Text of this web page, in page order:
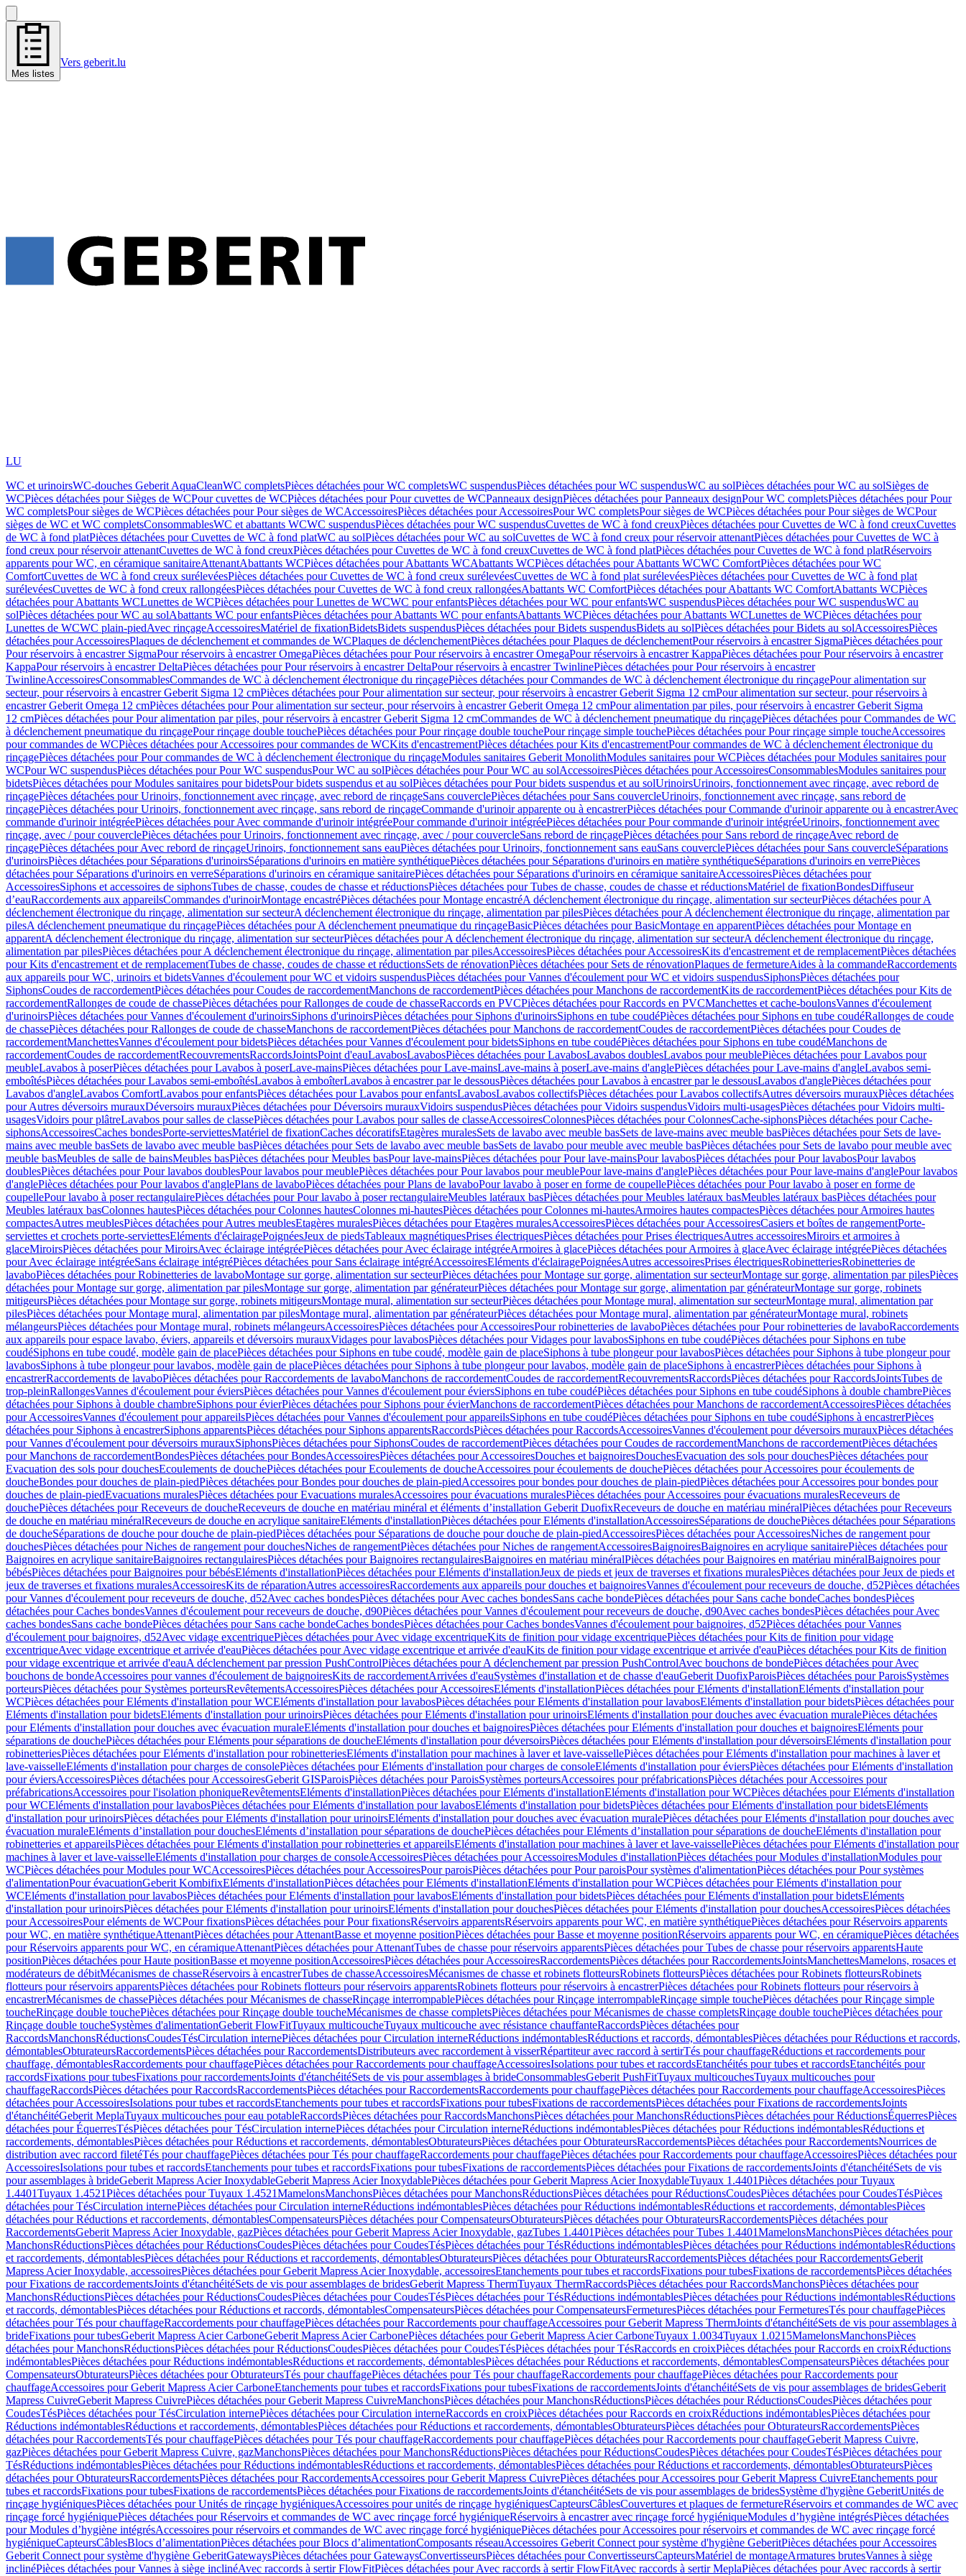
Mes listes
Vers geberit.lu
LU
WC et urinoirsWC-douches Geberit AquaCleanWC completsPièces détachées pour WC completsWC suspendusPièces détachées pour WC suspendusWC au solPièces détachées pour WC au solSièges de
WCPièces détachées pour Sièges de WCPour cuvettes de WCPièces détachées pour Pour cuvettes de WCPanneaux designPièces détachées pour Panneaux designPour WC completsPièces détachées pour Pour
WC completsPour sièges de WCPièces détachées pour Pour sièges de WCAccessoiresPièces détachées pour AccessoiresPour WC completsPour sièges de WCPièces détachées pour Pour sièges de WCPour
sièges de WC et WC completsConsommablesWC et abattants WCWC suspendusPièces détachées pour WC suspendusCuvettes de WC à fond creuxPièces détachées pour Cuvettes de WC à fond creuxCuvettes
de WC à fond platPièces détachées pour Cuvettes de WC à fond platWC au solPièces détachées pour WC au solCuvettes de WC à fond creux pour réservoir attenantPièces détachées pour Cuvettes de WC à
fond creux pour réservoir attenantCuvettes de WC à fond creuxPièces détachées pour Cuvettes de WC à fond creuxCuvettes de WC à fond platPièces détachées pour Cuvettes de WC à fond platRéservoirs
apparents pour WC, en céramique sanitaireAttenantAbattants WCPièces détachées pour Abattants WCAbattants WCPièces détachées pour Abattants WCWC ComfortPièces détachées pour WC
ComfortCuvettes de WC à fond creux surélevéesPièces détachées pour Cuvettes de WC à fond creux surélevéesCuvettes de WC à fond plat surélevéesPièces détachées pour Cuvettes de WC à fond plat
surélevéesCuvettes de WC à fond creux rallongéesPièces détachées pour Cuvettes de WC à fond creux rallongéesAbattants WC ComfortPièces détachées pour Abattants WC ComfortAbattants WCPièces
détachées pour Abattants WCLunettes de WCPièces détachées pour Lunettes de WCWC pour enfantsPièces détachées pour WC pour enfantsWC suspendusPièces détachées pour WC suspendusWC au
solPièces détachées pour WC au solAbattants WC pour enfantsPièces détachées pour Abattants WC pour enfantsAbattants WCPièces détachées pour Abattants WCLunettes de WCPièces détachées pour
Lunettes de WCWC plain-piedAvec rinçageAccessoiresMatériel de fixationBidetsBidets suspendusPièces détachées pour Bidets suspendusBidets au solPièces détachées pour Bidets au solAccessoiresPièces
détachées pour AccessoiresPlaques de déclenchement et commandes de WCPlaques de déclenchementPièces détachées pour Plaques de déclenchementPour réservoirs à encastrer SigmaPièces détachées pour
Pour réservoirs à encastrer SigmaPour réservoirs à encastrer OmegaPièces détachées pour Pour réservoirs à encastrer OmegaPour réservoirs à encastrer KappaPièces détachées pour Pour réservoirs à encastrer
KappaPour réservoirs à encastrer DeltaPièces détachées pour Pour réservoirs à encastrer DeltaPour réservoirs à encastrer TwinlinePièces détachées pour Pour réservoirs à encastrer
TwinlineAccessoiresConsommablesCommandes de WC à déclenchement électronique du rinçagePièces détachées pour Commandes de WC à déclenchement électronique du rinçagePour alimentation sur
secteur, pour réservoirs à encastrer Geberit Sigma 12 cmPièces détachées pour Pour alimentation sur secteur, pour réservoirs à encastrer Geberit Sigma 12 cmPour alimentation sur secteur, pour réservoirs à
encastrer Geberit Omega 12 cmPièces détachées pour Pour alimentation sur secteur, pour réservoirs à encastrer Geberit Omega 12 cmPour alimentation par piles, pour réservoirs à encastrer Geberit Sigma
12 cmPièces détachées pour Pour alimentation par piles, pour réservoirs à encastrer Geberit Sigma 12 cmCommandes de WC à déclenchement pneumatique du rinçagePièces détachées pour Commandes de WC
à déclenchement pneumatique du rinçagePour rinçage double touchePièces détachées pour Pour rinçage double touchePour rinçage simple touchePièces détachées pour Pour rinçage simple toucheAccessoires
pour commandes de WCPièces détachées pour Accessoires pour commandes de WCKits d'encastrementPièces détachées pour Kits d'encastrementPour commandes de WC à déclenchement électronique du
rinçagePièces détachées pour Pour commandes de WC à déclenchement électronique du rinçageModules sanitaires Geberit MonolithModules sanitaires pour WCPièces détachées pour Modules sanitaires pour
WCPour WC suspendusPièces détachées pour Pour WC suspendusPour WC au solPièces détachées pour Pour WC au solAccessoiresPièces détachées pour AccessoiresConsommablesModules sanitaires pour
bidetsPièces détachées pour Modules sanitaires pour bidetsPour bidets suspendus et au solPièces détachées pour Pour bidets suspendus et au solUrinoirsUrinoirs, fonctionnement avec rinçage, avec rebord de
rinçagePièces détachées pour Urinoirs, fonctionnement avec rinçage, avec rebord de rinçageSans couverclePièces détachées pour Sans couvercleUrinoirs, fonctionnement avec rinçage, sans rebord de
rinçagePièces détachées pour Urinoirs, fonctionnement avec rinçage, sans rebord de rinçageCommande d'urinoir apparente ou à encastrerPièces détachées pour Commande d'urinoir apparente ou à encastrerAvec
commande d'urinoir intégréePièces détachées pour Avec commande d'urinoir intégréePour commande d'urinoir intégréePièces détachées pour Pour commande d'urinoir intégréeUrinoirs, fonctionnement avec
rinçage, avec / pour couverclePièces détachées pour Urinoirs, fonctionnement avec rinçage, avec / pour couvercleSans rebord de rinçagePièces détachées pour Sans rebord de rinçageAvec rebord de
rinçagePièces détachées pour Avec rebord de rinçageUrinoirs, fonctionnement sans eauPièces détachées pour Urinoirs, fonctionnement sans eauSans couverclePièces détachées pour Sans couvercleSéparations
d'urinoirsPièces détachées pour Séparations d'urinoirsSéparations d'urinoirs en matière synthétiquePièces détachées pour Séparations d'urinoirs en matière synthétiqueSéparations d'urinoirs en verrePièces
détachées pour Séparations d'urinoirs en verreSéparations d'urinoirs en céramique sanitairePièces détachées pour Séparations d'urinoirs en céramique sanitaireAccessoiresPièces détachées pour
AccessoiresSiphons et accessoires de siphonsTubes de chasse, coudes de chasse et réductionsPièces détachées pour Tubes de chasse, coudes de chasse et réductionsMatériel de fixationBondesDiffuseur
d’eauRaccordements aux appareilsCommandes d'urinoirMontage encastréPièces détachées pour Montage encastréA déclenchement électronique du rinçage, alimentation sur secteurPièces détachées pour A
déclenchement électronique du rinçage, alimentation sur secteurA déclenchement électronique du rinçage, alimentation par pilesPièces détachées pour A déclenchement électronique du rinçage, alimentation par
pilesA déclenchement pneumatique du rinçagePièces détachées pour A déclenchement pneumatique du rinçageBasicPièces détachées pour BasicMontage en apparentPièces détachées pour Montage en
apparentA déclenchement électronique du rinçage, alimentation sur secteurPièces détachées pour A déclenchement électronique du rinçage, alimentation sur secteurA déclenchement électronique du rinçage,
alimentation par pilesPièces détachées pour A déclenchement électronique du rinçage, alimentation par pilesAccessoiresPièces détachées pour AccessoiresKits d'encastrement et de remplacementPièces détachées
pour Kits d'encastrement et de remplacementTubes de chasse, coudes de chasse et réductionsSets de rénovationPièces détachées pour Sets de rénovationPlaques de fermetureAides à la commandeRaccordements
aux appareils pour WC, urinoirs et bidetsVannes d'écoulement pour WC et vidoirs suspendusPièces détachées pour Vannes d'écoulement pour WC et vidoirs suspendusSiphonsPièces détachées pour
SiphonsCoudes de raccordementPièces détachées pour Coudes de raccordementManchons de raccordementPièces détachées pour Manchons de raccordementKits de raccordementPièces détachées pour Kits de
raccordementRallonges de coude de chassePièces détachées pour Rallonges de coude de chasseRaccords en PVCPièces détachées pour Raccords en PVCManchettes et cache-boulonsVannes d'écoulement
d'urinoirsPièces détachées pour Vannes d'écoulement d'urinoirsSiphons d'urinoirsPièces détachées pour Siphons d'urinoirsSiphons en tube coudéPièces détachées pour Siphons en tube coudéRallonges de coude
de chassePièces détachées pour Rallonges de coude de chasseManchons de raccordementPièces détachées pour Manchons de raccordementCoudes de raccordementPièces détachées pour Coudes de
raccordementManchettesVannes d'écoulement pour bidetsPièces détachées pour Vannes d'écoulement pour bidetsSiphons en tube coudéPièces détachées pour Siphons en tube coudéManchons de
raccordementCoudes de raccordementRecouvrementsRaccordsJointsPoint d'eauLavabosLavabosPièces détachées pour LavabosLavabos doublesLavabos pour meublePièces détachées pour Lavabos pour
meubleLavabos à poserPièces détachées pour Lavabos à poserLave-mainsPièces détachées pour Lave-mainsLave-mains à poserLave-mains d'anglePièces détachées pour Lave-mains d'angleLavabos semi-
emboîtésPièces détachées pour Lavabos semi-emboîtésLavabos à emboîterLavabos à encastrer par le dessousPièces détachées pour Lavabos à encastrer par le dessousLavabos d'anglePièces détachées pour
Lavabos d'angleLavabos ComfortLavabos pour enfantsPièces détachées pour Lavabos pour enfantsLavabosLavabos collectifsPièces détachées pour Lavabos collectifsAutres déversoirs murauxPièces détachées
pour Autres déversoirs murauxDéversoirs murauxPièces détachées pour Déversoirs murauxVidoirs suspendusPièces détachées pour Vidoirs suspendusVidoirs multi-usagesPièces détachées pour Vidoirs multi-
usagesVidoirs pour plâtreLavabos pour salles de classePièces détachées pour Lavabos pour salles de classeAccessoiresColonnesPièces détachées pour ColonnesCache-siphonsPièces détachées pour Cache-
siphonsAccessoiresCaches bondesPorte-serviettesMatériel de fixationCaches décoratifsEtagères muralesSets de lavabo avec meuble basSets de lave-mains avec meuble basPièces détachées pour Sets de lave-
mains avec meuble basSets de lavabo avec meuble basPièces détachées pour Sets de lavabo avec meuble basSets de lavabo pour meuble avec meuble basPièces détachées pour Sets de lavabo pour meuble avec
meuble basMeubles de salle de bainsMeubles basPièces détachées pour Meubles basPour lave-mainsPièces détachées pour Pour lave-mainsPour lavabosPièces détachées pour Pour lavabosPour lavabos
doublesPièces détachées pour Pour lavabos doublesPour lavabos pour meublePièces détachées pour Pour lavabos pour meublePour lave-mains d'anglePièces détachées pour Pour lave-mains d'anglePour lavabos
d'anglePièces détachées pour Pour lavabos d'anglePlans de lavaboPièces détachées pour Plans de lavaboPour lavabo à poser en forme de coupellePièces détachées pour Pour lavabo à poser en forme de
coupellePour lavabo à poser rectangulairePièces détachées pour Pour lavabo à poser rectangulaireMeubles latéraux basPièces détachées pour Meubles latéraux basMeubles latéraux basPièces détachées pour
Meubles latéraux basColonnes hautesPièces détachées pour Colonnes hautesColonnes mi-hautesPièces détachées pour Colonnes mi-hautesArmoires hautes compactesPièces détachées pour Armoires hautes
compactesAutres meublesPièces détachées pour Autres meublesEtagères muralesPièces détachées pour Etagères muralesAccessoiresPièces détachées pour AccessoiresCasiers et boîtes de rangementPorte-
serviettes et crochets porte-serviettesEléments d'éclairagePoignéesJeux de piedsTableaux magnétiquesPrises électriquesPièces détachées pour Prises électriquesAutres accessoiresMiroirs et armoires à
glaceMiroirsPièces détachées pour MiroirsAvec éclairage intégréePièces détachées pour Avec éclairage intégréeArmoires à glacePièces détachées pour Armoires à glaceAvec éclairage intégréePièces détachées
pour Avec éclairage intégréeSans éclairage intégréPièces détachées pour Sans éclairage intégréAccessoiresEléments d'éclairagePoignéesAutres accessoiresPrises électriquesRobinetteriesRobinetteries de
lavaboPièces détachées pour Robinetteries de lavaboMontage sur gorge, alimentation sur secteurPièces détachées pour Montage sur gorge, alimentation sur secteurMontage sur gorge, alimentation par pilesPièces
détachées pour Montage sur gorge, alimentation par pilesMontage sur gorge, alimentation par générateurPièces détachées pour Montage sur gorge, alimentation par générateurMontage sur gorge, robinets
mitigeursPièces détachées pour Montage sur gorge, robinets mitigeursMontage mural, alimentation sur secteurPièces détachées pour Montage mural, alimentation sur secteurMontage mural, alimentation par
pilesPièces détachées pour Montage mural, alimentation par pilesMontage mural, alimentation par générateurPièces détachées pour Montage mural, alimentation par générateurMontage mural, robinets
mélangeursPièces détachées pour Montage mural, robinets mélangeursAccessoiresPièces détachées pour AccessoiresPour robinetteries de lavaboPièces détachées pour Pour robinetteries de lavaboRaccordements
aux appareils pour espace lavabo, éviers, appareils et déversoirs murauxVidages pour lavabosPièces détachées pour Vidages pour lavabosSiphons en tube coudéPièces détachées pour Siphons en tube
coudéSiphons en tube coudé, modèle gain de placePièces détachées pour Siphons en tube coudé, modèle gain de placeSiphons à tube plongeur pour lavabosPièces détachées pour Siphons à tube plongeur pour
lavabosSiphons à tube plongeur pour lavabos, modèle gain de placePièces détachées pour Siphons à tube plongeur pour lavabos, modèle gain de placeSiphons à encastrerPièces détachées pour Siphons à
encastrerRaccordements de lavaboPièces détachées pour Raccordements de lavaboManchons de raccordementCoudes de raccordementRecouvrementsRaccordsPièces détachées pour RaccordsJointsTubes de
trop-pleinRallongesVannes d'écoulement pour éviersPièces détachées pour Vannes d'écoulement pour éviersSiphons en tube coudéPièces détachées pour Siphons en tube coudéSiphons à double chambrePièces
détachées pour Siphons à double chambreSiphons pour évierPièces détachées pour Siphons pour évierManchons de raccordementPièces détachées pour Manchons de raccordementAccessoiresPièces détachées
pour AccessoiresVannes d'écoulement pour appareilsPièces détachées pour Vannes d'écoulement pour appareilsSiphons en tube coudéPièces détachées pour Siphons en tube coudéSiphons à encastrerPièces
détachées pour Siphons à encastrerSiphons apparentsPièces détachées pour Siphons apparentsRaccordsPièces détachées pour RaccordsAccessoiresVannes d'écoulement pour déversoirs murauxPièces détachées
pour Vannes d'écoulement pour déversoirs murauxSiphonsPièces détachées pour SiphonsCoudes de raccordementPièces détachées pour Coudes de raccordementManchons de raccordementPièces détachées
pour Manchons de raccordementBondesPièces détachées pour BondesAccessoiresPièces détachées pour AccessoiresDouches et baignoiresDouchesEvacuation des sols pour douchesPièces détachées pour
Evacuation des sols pour douchesEcoulements de douchePièces détachées pour Ecoulements de doucheAccessoires pour écoulements de douchePièces détachées pour Accessoires pour écoulements de
doucheBondes pour douches de plain-piedPièces détachées pour Bondes pour douches de plain-piedAccessoires pour bondes pour douches de plain-piedPièces détachées pour Accessoires pour bondes pour
douches de plain-piedEvacuations muralesPièces détachées pour Evacuations muralesAccessoires pour évacuations muralesPièces détachées pour Accessoires pour évacuations muralesReceveurs de
douchePièces détachées pour Receveurs de doucheReceveurs de douche en matériau minéral et éléments d’installation Geberit DuofixReceveurs de douche en matériau minéralPièces détachées pour Receveurs
de douche en matériau minéralReceveurs de douche en acrylique sanitaireEléments d'installationPièces détachées pour Eléments d'installationAccessoiresSéparations de douchePièces détachées pour Séparations
de doucheSéparations de douche pour douche de plain-piedPièces détachées pour Séparations de douche pour douche de plain-piedAccessoiresPièces détachées pour AccessoiresNiches de rangement pour
douchesPièces détachées pour Niches de rangement pour douchesNiches de rangementPièces détachées pour Niches de rangementAccessoiresBaignoiresBaignoires en acrylique sanitairePièces détachées pour
Baignoires en acrylique sanitaireBaignoires rectangulairesPièces détachées pour Baignoires rectangulairesBaignoires en matériau minéralPièces détachées pour Baignoires en matériau minéralBaignoires pour
bébésPièces détachées pour Baignoires pour bébésEléments d'installationPièces détachées pour Eléments d'installationJeux de pieds et jeux de traverses et fixations muralesPièces détachées pour Jeux de pieds et
jeux de traverses et fixations muralesAccessoiresKits de réparationAutres accessoiresRaccordements aux appareils pour douches et baignoiresVannes d'écoulement pour receveurs de douche, d52Pièces détachées
pour Vannes d'écoulement pour receveurs de douche, d52Avec caches bondesPièces détachées pour Avec caches bondesSans cache bondePièces détachées pour Sans cache bondeCaches bondesPièces
détachées pour Caches bondesVannes d'écoulement pour receveurs de douche, d90Pièces détachées pour Vannes d'écoulement pour receveurs de douche, d90Avec caches bondesPièces détachées pour Avec
caches bondesSans cache bondePièces détachées pour Sans cache bondeCaches bondesPièces détachées pour Caches bondesVannes d'écoulement pour baignoires, d52Pièces détachées pour Vannes
d'écoulement pour baignoires, d52Avec vidage excentriquePièces détachées pour Avec vidage excentriqueKits de finition pour vidage excentriquePièces détachées pour Kits de finition pour vidage
excentriqueAvec vidage excentrique et arrivée d'eauPièces détachées pour Avec vidage excentrique et arrivée d'eauKits de finition pour vidage excentrique et arrivée d'eauPièces détachées pour Kits de finition
pour vidage excentrique et arrivée d'eauA déclenchement par pression PushControlPièces détachées pour A déclenchement par pression PushControlAvec bouchons de bondePièces détachées pour Avec
bouchons de bondeAccessoires pour vannes d'écoulement de baignoiresKits de raccordementArrivées d'eauSystèmes d'installation et de chasse d'eauGeberit DuofixParoisPièces détachées pour ParoisSystèmes
porteursPièces détachées pour Systèmes porteursRevêtementsAccessoiresPièces détachées pour AccessoiresEléments d'installationPièces détachées pour Eléments d'installationEléments d'installation pour
WCPièces détachées pour Eléments d'installation pour WCEléments d'installation pour lavabosPièces détachées pour Eléments d'installation pour lavabosEléments d'installation pour bidetsPièces détachées pour
Eléments d'installation pour bidetsEléments d'installation pour urinoirsPièces détachées pour Eléments d'installation pour urinoirsEléments d'installation pour douches avec évacuation muralePièces détachées
pour Eléments d'installation pour douches avec évacuation muraleEléments d'installation pour douches et baignoiresPièces détachées pour Eléments d'installation pour douches et baignoiresEléments pour
séparations de douchePièces détachées pour Eléments pour séparations de doucheEléments d'installation pour déversoirsPièces détachées pour Eléments d'installation pour déversoirsEléments d'installation pour
robinetteriesPièces détachées pour Eléments d'installation pour robinetteriesEléments d'installation pour machines à laver et lave-vaissellePièces détachées pour Eléments d'installation pour machines à laver et
lave-vaisselleEléments d'installation pour charges de consolePièces détachées pour Eléments d'installation pour charges de consoleEléments d'installation pour éviersPièces détachées pour Eléments d'installation
pour éviersAccessoiresPièces détachées pour AccessoiresGeberit GISParoisPièces détachées pour ParoisSystèmes porteursAccessoires pour préfabricationsPièces détachées pour Accessoires pour
préfabricationsAccessoires pour l'isolation phoniqueRevêtementsEléments d'installationPièces détachées pour Eléments d'installationEléments d'installation pour WCPièces détachées pour Eléments d'installation
pour WCEléments d'installation pour lavabosPièces détachées pour Eléments d'installation pour lavabosEléments d'installation pour bidetsPièces détachées pour Eléments d'installation pour bidetsEléments
d'installation pour urinoirsPièces détachées pour Eléments d'installation pour urinoirsEléments d'installation pour douches avec évacuation muralePièces détachées pour Eléments d'installation pour douches avec
évacuation muraleEléments d’installation pour douchesEléments d’installation pour séparations de douchePièces détachées pour Eléments d’installation pour séparations de doucheEléments d'installation pour
robinetteries et appareilsPièces détachées pour Eléments d'installation pour robinetteries et appareilsEléments d'installation pour machines à laver et lave-vaissellePièces détachées pour Eléments d'installation pour
machines à laver et lave-vaisselleEléments d'installation pour charges de consoleAccessoiresPièces détachées pour AccessoiresModules d'installationPièces détachées pour Modules d'installationModules pour
WCPièces détachées pour Modules pour WCAccessoiresPièces détachées pour AccessoiresPour paroisPièces détachées pour Pour paroisPour systèmes d'alimentationPièces détachées pour Pour systèmes
d'alimentationPour évacuationGeberit KombifixEléments d'installationPièces détachées pour Eléments d'installationEléments d'installation pour WCPièces détachées pour Eléments d'installation pour
WCEléments d'installation pour lavabosPièces détachées pour Eléments d'installation pour lavabosEléments d'installation pour bidetsPièces détachées pour Eléments d'installation pour bidetsEléments
d'installation pour urinoirsPièces détachées pour Eléments d'installation pour urinoirsEléments d'installation pour douchesPièces détachées pour Eléments d'installation pour douchesAccessoiresPièces détachées
pour AccessoiresPour eléments de WCPour fixationsPièces détachées pour Pour fixationsRéservoirs apparentsRéservoirs apparents pour WC, en matière synthétiquePièces détachées pour Réservoirs apparents
pour WC, en matière synthétiqueAttenantPièces détachées pour AttenantBasse et moyenne positionPièces détachées pour Basse et moyenne positionRéservoirs apparents pour WC, en céramiquePièces détachées
pour Réservoirs apparents pour WC, en céramiqueAttenantPièces détachées pour AttenantTubes de chasse pour réservoirs apparentsPièces détachées pour Tubes de chasse pour réservoirs apparentsHaute
positionPièces détachées pour Haute positionBasse et moyenne positionAccessoiresPièces détachées pour AccessoiresRaccordementsPièces détachées pour RaccordementsJointsManchettesMamelons, rosaces et
modérateurs de débitMécanismes de chasseRéservoirs à encastrerTubes de chasseAccessoiresMécanismes de chasse et robinets flotteursRobinets flotteursPièces détachées pour Robinets flotteursRobinets
flotteurs pour réservoirs apparentsPièces détachées pour Robinets flotteurs pour réservoirs apparentsRobinets flotteurs pour réservoirs à encastrerPièces détachées pour Robinets flotteurs pour réservoirs à
encastrerMécanismes de chassePièces détachées pour Mécanismes de chasseRinçage interrompablePièces détachées pour Rinçage interrompableRinçage simple touchePièces détachées pour Rinçage simple
toucheRinçage double touchePièces détachées pour Rinçage double toucheMécanismes de chasse completsPièces détachées pour Mécanismes de chasse completsRinçage double touchePièces détachées pour
Rinçage double toucheSystèmes d'alimentationGeberit FlowFitTuyaux multicoucheTuyaux multicouche avec résistance chauffanteRaccordsPièces détachées pour
RaccordsManchonsRéductionsCoudesTésCirculation internePièces détachées pour Circulation interneRéductions indémontablesRéductions et raccords, démontablesPièces détachées pour Réductions et raccords,
démontablesObturateursRaccordementsPièces détachées pour RaccordementsDistributeurs avec raccordement à visserRépartiteur avec raccord à sertirTés pour chauffageRéductions et raccordements pour
chauffage, démontablesRaccordements pour chauffagePièces détachées pour Raccordements pour chauffageAccessoiresIsolations pour tubes et raccordsEtanchéités pour tubes et raccordsEtanchéités pour
raccordsFixations pour tubesFixations pour raccordementsJoints d'étanchéitéSets de vis pour assemblages à brideConsommablesGeberit PushFitTuyaux multicouchesTuyaux multicouches pour
chauffageRaccordsPièces détachées pour RaccordsRaccordementsPièces détachées pour RaccordementsRaccordements pour chauffagePièces détachées pour Raccordements pour chauffageAccessoiresPièces
détachées pour AccessoiresIsolations pour tubes et raccordsEtanchements pour tubes et raccordsFixations pour tubesFixations de raccordementsPièces détachées pour Fixations de raccordementsJoints
d'étanchéitéGeberit MeplaTuyaux multicouches pour eau potableRaccordsPièces détachées pour RaccordsManchonsPièces détachées pour ManchonsRéductionsPièces détachées pour RéductionsÉquerresPièces
détachées pour ÉquerresTésPièces détachées pour TésCirculation internePièces détachées pour Circulation interneRéductions indémontablesPièces détachées pour Réductions indémontablesRéductions et
raccordements, démontablesPièces détachées pour Réductions et raccordements, démontablesObturateursPièces détachées pour ObturateursRaccordementsPièces détachées pour RaccordementsNourrices de
distribution avec raccord filetéTés pour chauffagePièces détachées pour Tés pour chauffageRaccordements pour chauffagePièces détachées pour Raccordements pour chauffageAccessoiresPièces détachées pour
AccessoiresIsolations pour tubes et raccordsEtanchements pour tubes et raccordsFixations pour tubesFixations de raccordementsPièces détachées pour Fixations de raccordementsJoints d'étanchéitéSets de vis
pour assemblages à brideGeberit Mapress Acier InoxydableGeberit Mapress Acier InoxydablePièces détachées pour Geberit Mapress Acier InoxydableTuyaux 1.4401Pièces détachées pour Tuyaux
1.4401Tuyaux 1.4521Pièces détachées pour Tuyaux 1.4521MamelonsManchonsPièces détachées pour ManchonsRéductionsPièces détachées pour RéductionsCoudesPièces détachées pour CoudesTésPièces
détachées pour TésCirculation internePièces détachées pour Circulation interneRéductions indémontablesPièces détachées pour Réductions indémontablesRéductions et raccordements, démontablesPièces
détachées pour Réductions et raccordements, démontablesCompensateursPièces détachées pour CompensateursObturateursPièces détachées pour ObturateursRaccordementsPièces détachées pour
RaccordementsGeberit Mapress Acier Inoxydable, gazPièces détachées pour Geberit Mapress Acier Inoxydable, gazTubes 1.4401Pièces détachées pour Tubes 1.4401MamelonsManchonsPièces détachées pour
ManchonsRéductionsPièces détachées pour RéductionsCoudesPièces détachées pour CoudesTésPièces détachées pour TésRéductions indémontablesPièces détachées pour Réductions indémontablesRéductions
et raccordements, démontablesPièces détachées pour Réductions et raccordements, démontablesObturateursPièces détachées pour ObturateursRaccordementsPièces détachées pour RaccordementsGeberit
Mapress Acier Inoxydable, accessoiresPièces détachées pour Geberit Mapress Acier Inoxydable, accessoiresEtanchements pour tubes et raccordsFixations pour tubesFixations de raccordementsPièces détachées
pour Fixations de raccordementsJoints d'étanchéitéSets de vis pour assemblages de bridesGeberit Mapress ThermTuyaux ThermRaccordsPièces détachées pour RaccordsManchonsPièces détachées pour
ManchonsRéductionsPièces détachées pour RéductionsCoudesPièces détachées pour CoudesTésPièces détachées pour TésRéductions indémontablesPièces détachées pour Réductions indémontablesRéductions
et raccords, démontablesPièces détachées pour Réductions et raccords, démontablesCompensateursPièces détachées pour CompensateursFermeturesPièces détachées pour FermeturesTés pour chauffagePièces
détachées pour Tés pour chauffageRaccordements pour chauffagePièces détachées pour Raccordements pour chauffageAccessoires pour Geberit Mapress ThermJoints d'étanchéitéSets de vis pour assemblages à
brideFixations pour tubesGeberit Mapress Acier CarboneGeberit Mapress Acier CarbonePièces détachées pour Geberit Mapress Acier CarboneTuyaux 1.0034Tuyaux 1.0215MamelonsManchonsPièces
détachées pour ManchonsRéductionsPièces détachées pour RéductionsCoudesPièces détachées pour CoudesTésPièces détachées pour TésRaccords en croixPièces détachées pour Raccords en croixRéductions
indémontablesPièces détachées pour Réductions indémontablesRéductions et raccordements, démontablesPièces détachées pour Réductions et raccordements, démontablesCompensateursPièces détachées pour
CompensateursObturateursPièces détachées pour ObturateursTés pour chauffagePièces détachées pour Tés pour chauffageRaccordements pour chauffagePièces détachées pour Raccordements pour
chauffageAccessoires pour Geberit Mapress Acier CarboneEtanchements pour tubes et raccordsFixations pour tubesFixations de raccordementsJoints d'étanchéitéSets de vis pour assemblages de bridesGeberit
Mapress CuivreGeberit Mapress CuivrePièces détachées pour Geberit Mapress CuivreManchonsPièces détachées pour ManchonsRéductionsPièces détachées pour RéductionsCoudesPièces détachées pour
CoudesTésPièces détachées pour TésCirculation internePièces détachées pour Circulation interneRaccords en croixPièces détachées pour Raccords en croixRéductions indémontablesPièces détachées pour
Réductions indémontablesRéductions et raccordements, démontablesPièces détachées pour Réductions et raccordements, démontablesObturateursPièces détachées pour ObturateursRaccordementsPièces
détachées pour RaccordementsTés pour chauffagePièces détachées pour Tés pour chauffageRaccordements pour chauffagePièces détachées pour Raccordements pour chauffageGeberit Mapress Cuivre,
gazPièces détachées pour Geberit Mapress Cuivre, gazManchonsPièces détachées pour ManchonsRéductionsPièces détachées pour RéductionsCoudesPièces détachées pour CoudesTésPièces détachées pour
TésRéductions indémontablesPièces détachées pour Réductions indémontablesRéductions et raccordements, démontablesPièces détachées pour Réductions et raccordements, démontablesObturateursPièces
détachées pour ObturateursRaccordementsPièces détachées pour RaccordementsAccessoires pour Geberit Mapress CuivrePièces détachées pour Accessoires pour Geberit Mapress CuivreEtanchements pour
tubes et raccordsFixations pour tubesFixations de raccordementsPièces détachées pour Fixations de raccordementsJoints d'étanchéitéSets de vis pour assemblages de bridesSystème d'hygiène GeberitUnités de
rinçage hygiéniquesPièces détachées pour Unités de rinçage hygiéniquesAccessoires pour unités de rinçage hygiéniquesCapteursCâblesCouvertures et plaques de fermetureRéservoirs et commandes de WC avec
rinçage forcé hygiéniquePièces détachées pour Réservoirs et commandes de WC avec rinçage forcé hygiéniqueRéservoirs à encastrer avec rinçage forcé hygiéniqueModules d’hygiène intégrésPièces détachées
pour Modules d’hygiène intégrésAccessoires pour réservoirs et commandes de WC avec rinçage forcé hygiéniquePièces détachées pour Accessoires pour réservoirs et commandes de WC avec rinçage forcé
hygiéniqueCapteursCâblesBlocs d’alimentationPièces détachées pour Blocs d’alimentationComposants réseauAccessoires Geberit Connect pour système d'hygiène GeberitPièces détachées pour Accessoires
Geberit Connect pour système d'hygiène GeberitGatewaysPièces détachées pour GatewaysConvertisseursPièces détachées pour ConvertisseursCapteursMatériel de montageArmatures brutesVannes à siège
inclinéPièces détachées pour Vannes à siège inclinéAvec raccords à sertir FlowFitPièces détachées pour Avec raccords à sertir FlowFitAvec raccords à sertir MeplaPièces détachées pour Avec raccords à sertir